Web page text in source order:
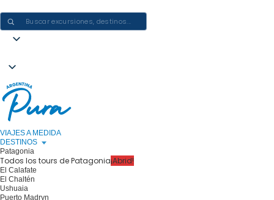
VIAJES A MEDIDA
DESTINOS
Patagonia
Todos los tours de Patagonia¡Abrid!
El Calafate
El Chaltén
Ushuaia
Puerto Madryn